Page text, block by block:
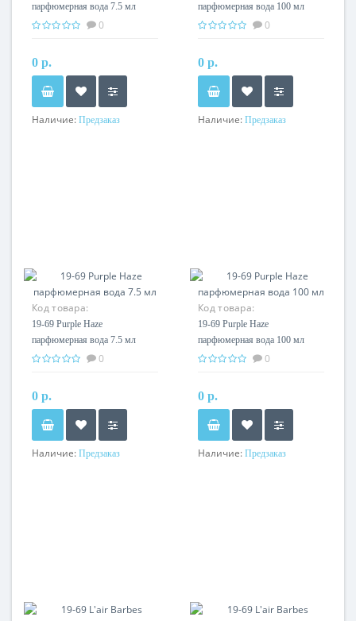
парфюмерная вода 7.5 мл
0
0 р.
Наличие: Предзаказ
парфюмерная вода 100 мл
0
0 р.
Наличие: Предзаказ
Код товара:
19-69 Purple Haze
парфюмерная вода 7.5 мл
0
0 р.
Наличие: Предзаказ
Код товара:
19-69 Purple Haze
парфюмерная вода 100 мл
0
0 р.
Наличие: Предзаказ